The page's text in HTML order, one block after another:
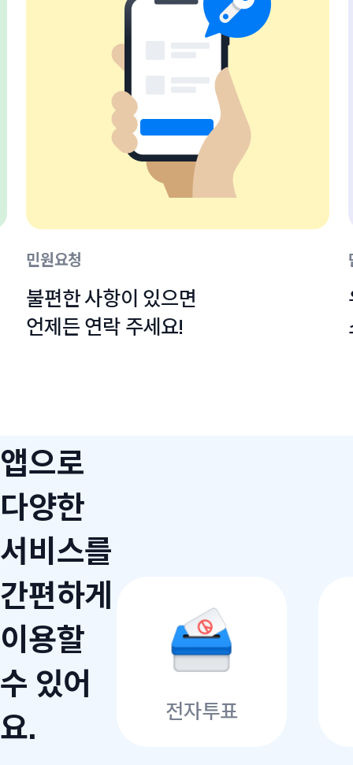
민원요청
불편한 사항이 있으면
언제든 연락 주세요!
앱으로
다양한
서비스를
간편하게
이용할
수 있어
요.
전자투표